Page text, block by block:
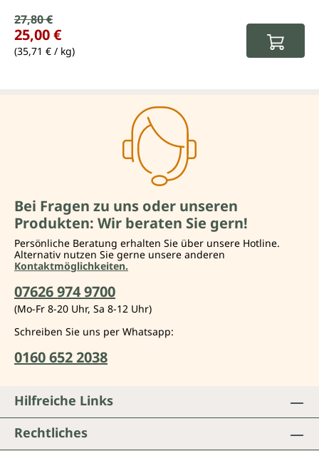
Verkaufspreis:
Regulärer Preis:
27,80 €
25,00 €
(35,71 € / kg)
Bei Fragen zu uns oder unseren
Produkten: Wir beraten Sie gern!
Persönliche Beratung erhalten Sie über unsere Hotline.
Alternativ nutzen Sie gerne unsere anderen
Kontaktmöglichkeiten.
07626 974 9700
(Mo-Fr 8-20 Uhr, Sa 8-12 Uhr)
Schreiben Sie uns per Whatsapp:
0160 652 2038
Hilfreiche Links
Rechtliches